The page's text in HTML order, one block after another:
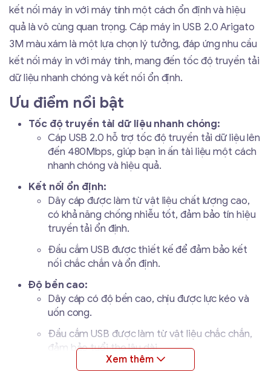
kết nối máy in với máy tính một cách ổn định và hiệu
quả là vô cùng quan trọng. Cáp máy in USB 2.0 Arigato
3M màu xám là một lựa chọn lý tưởng, đáp ứng nhu cầu
kết nối máy in với máy tính, mang đến tốc độ truyền tải
dữ liệu nhanh chóng và kết nối ổn định.
Ưu điểm nổi bật
Tốc độ truyền tải dữ liệu nhanh chóng:
Cáp USB 2.0 hỗ trợ tốc độ truyền tải dữ liệu lên
đến 480Mbps, giúp bạn in ấn tài liệu một cách
nhanh chóng và hiệu quả.
Kết nối ổn định:
Dây cáp được làm từ vật liệu chất lượng cao,
có khả năng chống nhiễu tốt, đảm bảo tín hiệu
truyền tải ổn định.
Đầu cắm USB được thiết kế để đảm bảo kết
nối chắc chắn và ổn định.
Độ bền cao:
Dây cáp có độ bền cao, chịu được lực kéo và
uốn cong.
Đầu cắm USB được làm từ vật liệu chắc chắn,
đảm bảo tuổi thọ lâu dài.